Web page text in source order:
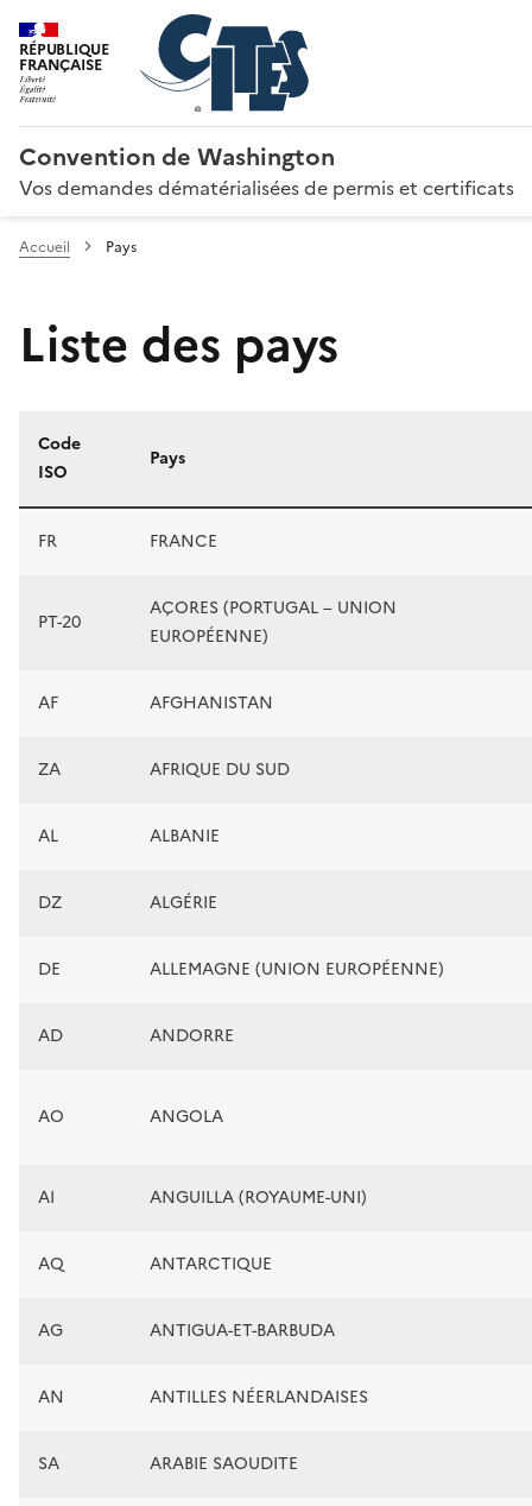
RÉPUBLIQUE
FRANÇAISE
Convention de Washington
Vos demandes dématérialisées de permis et certificats
Accueil Pays
Liste des pays
Liste des pays
Code
ISO
Pays
FR FRANCE
PT-20
AÇORES (PORTUGAL – UNION
EUROPÉENNE)
AF AFGHANISTAN
ZA AFRIQUE DU SUD
AL ALBANIE
DZ ALGÉRIE
DE ALLEMAGNE (UNION EUROPÉENNE)
AD ANDORRE
AO ANGOLA
AI ANGUILLA (ROYAUME-UNI)
AQ ANTARCTIQUE
AG ANTIGUA-ET-BARBUDA
AN ANTILLES NÉERLANDAISES
SA ARABIE SAOUDITE